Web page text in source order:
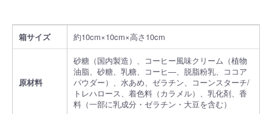
箱サイズ 約10cm×10cm×高さ10cm
原材料
砂糖（国内製造）、コーヒー風味クリーム（植物
油脂、砂糖、乳糖、コーヒ―、脱脂粉乳、ココア
パウダー）、水あめ、ゼラチン、コーンスターチ/
トレハロース、着色料（カラメル）、乳化剤、香
料（一部に乳成分・ゼラチン・大豆を含む）